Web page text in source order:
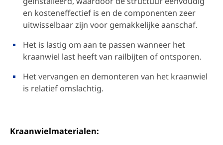
en kosteneffectief is en de componenten zeer
uitwisselbaar zijn voor gemakkelijke aanschaf.
Het is lastig om aan te passen wanneer het
kraanwiel last heeft van railbijten of ontsporen.
Het vervangen en demonteren van het kraanwiel
is relatief omslachtig.
Kraanwielmaterialen: